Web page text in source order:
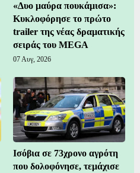
«Δυο μαύρα πουκάμισα»:
Κυκλοφόρησε το πρώτο
trailer της νέας δραματικής
σειράς του MEGA
07 Αυγ, 2026
Ισόβια σε 73χρονο αγρότη
που δολοφόνησε, τεμάχισε